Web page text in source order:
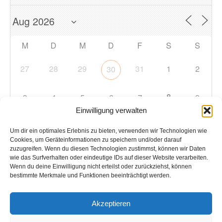
Einwilligung verwalten
Um dir ein optimales Erlebnis zu bieten, verwenden wir Technologien wie
Cookies, um Geräteinformationen zu speichern und/oder darauf
zuzugreifen. Wenn du diesen Technologien zustimmst, können wir Daten
wie das Surfverhalten oder eindeutige IDs auf dieser Website verarbeiten.
Wenn du deine Einwilligung nicht erteilst oder zurückziehst, können
bestimmte Merkmale und Funktionen beeinträchtigt werden.
Akzeptieren
M D M D F S S
27 28 29 30 31 1 2
3 4 5 6 7 8 9
10 11 12 13 14 15
17 18 19 20 21 22 23
31 1 2 3 4 5 6